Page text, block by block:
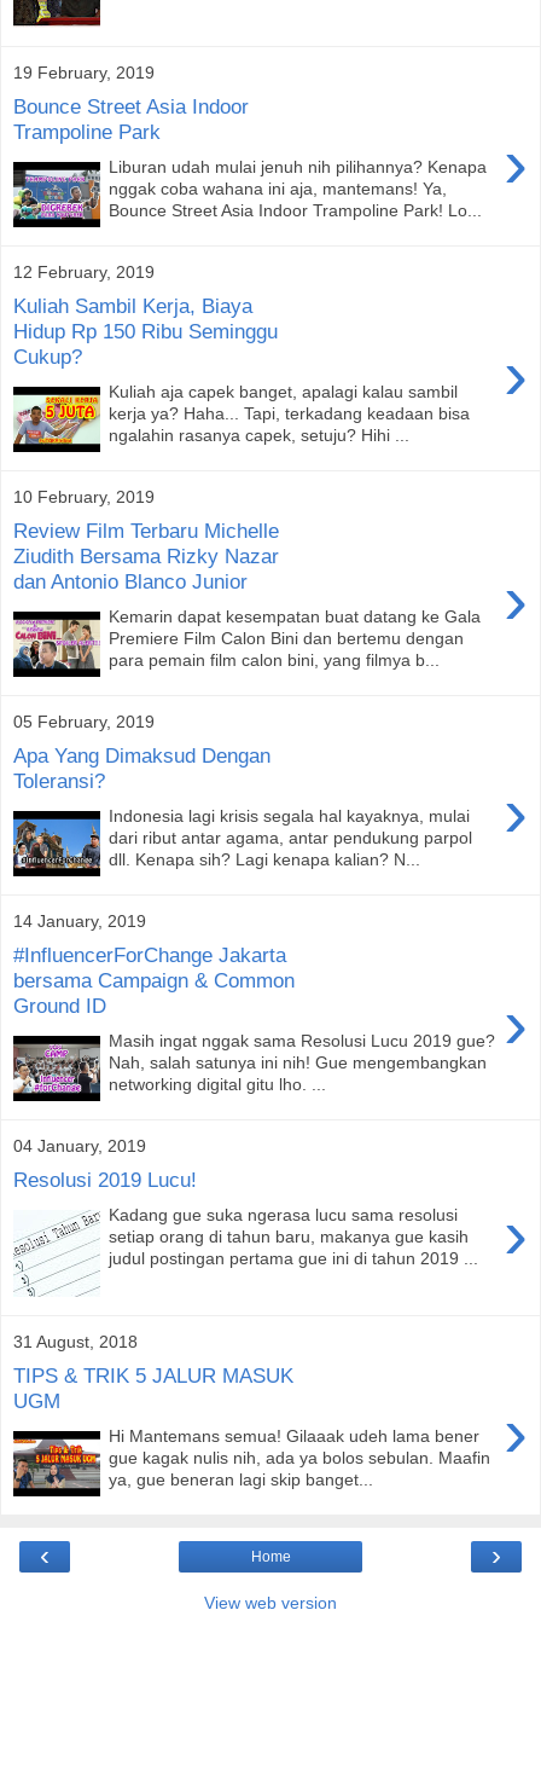
19 February, 2019
Bounce Street Asia Indoor
Trampoline Park
›
Liburan udah mulai jenuh nih pilihannya? Kenapa
nggak coba wahana ini aja, mantemans! Ya,
Bounce Street Asia Indoor Trampoline Park! Lo...
12 February, 2019
Kuliah Sambil Kerja, Biaya
Hidup Rp 150 Ribu Seminggu
Cukup?
›
Kuliah aja capek banget, apalagi kalau sambil
kerja ya? Haha... Tapi, terkadang keadaan bisa
ngalahin rasanya capek, setuju? Hihi ...
10 February, 2019
Review Film Terbaru Michelle
Ziudith Bersama Rizky Nazar
dan Antonio Blanco Junior
›
Kemarin dapat kesempatan buat datang ke Gala
Premiere Film Calon Bini dan bertemu dengan
para pemain film calon bini, yang filmya b...
05 February, 2019
Apa Yang Dimaksud Dengan
Toleransi?
›
Indonesia lagi krisis segala hal kayaknya, mulai
dari ribut antar agama, antar pendukung parpol
dll. Kenapa sih? Lagi kenapa kalian? N...
14 January, 2019
#InfluencerForChange Jakarta
bersama Campaign & Common
Ground ID
›
Masih ingat nggak sama Resolusi Lucu 2019 gue?
Nah, salah satunya ini nih! Gue mengembangkan
networking digital gitu lho. ...
04 January, 2019
Resolusi 2019 Lucu!
›
Kadang gue suka ngerasa lucu sama resolusi
setiap orang di tahun baru, makanya gue kasih
judul postingan pertama gue ini di tahun 2019 ...
31 August, 2018
TIPS & TRIK 5 JALUR MASUK
UGM
›
Hi Mantemans semua! Gilaaak udeh lama bener
gue kagak nulis nih, ada ya bolos sebulan. Maafin
ya, gue beneran lagi skip banget...
‹ ›
Home
View web version